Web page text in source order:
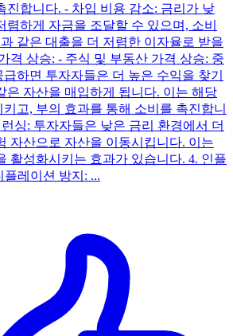
진합니다. - 차입 비용 감소: 금리가 낮
렴하게 자금을 조달할 수 있으며, 소비
같은 대출을 더 저렴한 이자율로 받을
격 상승: - 주식 및 부동산 가격 상승: 중
하면 투자자들은 더 높은 수익을 찾기
은 자산을 매입하게 됩니다. 이는 해당
고, 부의 효과를 통해 소비를 촉진합니
싱: 투자자들은 낮은 금리 환경에서 더
자산으로 자산을 이동시킵니다. 이는
활성화시키는 효과가 있습니다. 4. 인플
플레이션 방지: ...